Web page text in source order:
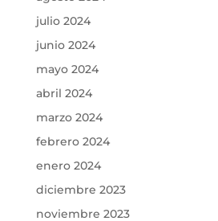
julio 2024
junio 2024
mayo 2024
abril 2024
marzo 2024
febrero 2024
enero 2024
diciembre 2023
noviembre 2023